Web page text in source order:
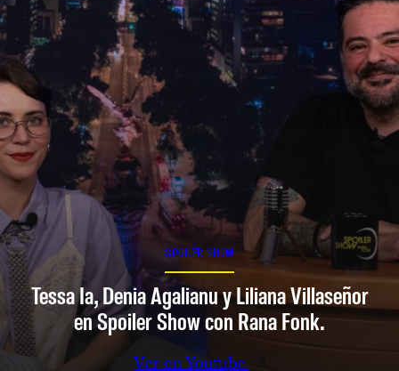
SPOILER SHOW
Tessa Ia, Denia Agalianu y Liliana Villaseñor
en Spoiler Show con Rana Fonk.
Ver en Youtube